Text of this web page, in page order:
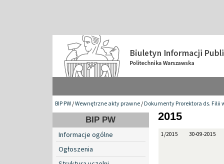
BIP PW/Wewnętrzne akty prawne/Dokumenty Prorektora ds. Filii
BIP PW
Informacje ogólne
Ogłoszenia
2015
1/2015 30-09-2015